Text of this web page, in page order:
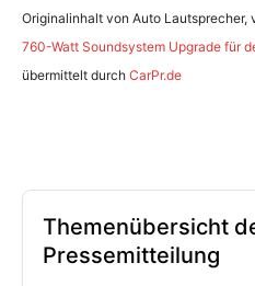
Originalinhalt von Auto Lautsprecher,
760-Watt Soundsystem Upgrade für
übermittelt durch CarPr.de
Themenübersicht
Pressemitteilung